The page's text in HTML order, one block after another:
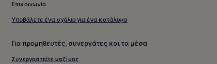
Επικοινωνία
Υποβάλετε ένα σχόλιο για ένα κατάλυμα
Για προμηθευτές, συνεργάτες και τα μέσα
Συνεργαστείτε μαζί μας